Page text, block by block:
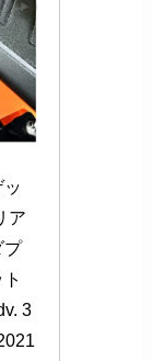
ア
プ
3